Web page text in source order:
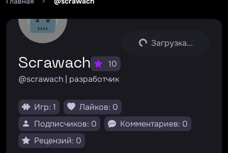
Загрузка...
scrawach
10
@scrawach | разработчик
Игр: 1
Лайков: 0
Подписчиков: 0
Комментариев: 0
Рецензий: 0